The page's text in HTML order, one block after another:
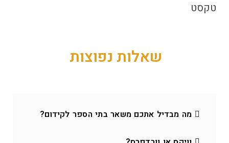
טקסט
שאלות נפוצות
מה מבדיל אתכם משאר בתי הספר לקידום?